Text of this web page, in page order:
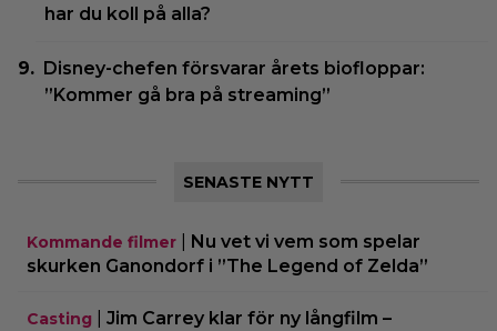
har du koll på alla?
Disney-chefen försvarar årets biofloppar:
”Kommer gå bra på streaming”
SENASTE NYTT
Kommande filmer
Nu vet vi vem som spelar
skurken Ganondorf i ”The Legend of Zelda”
Casting
Jim Carrey klar för ny långfilm –